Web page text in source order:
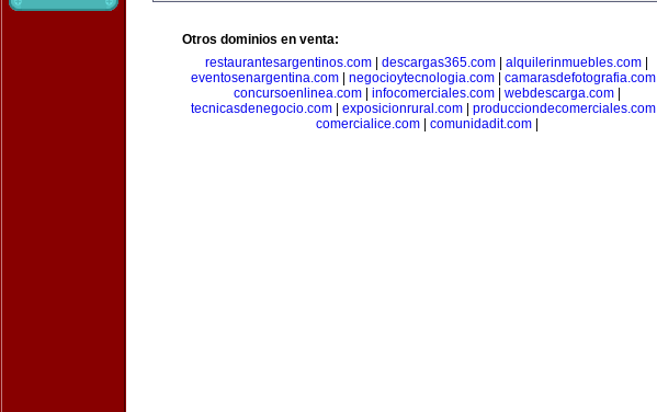
Otros dominios en venta:
restaurantesargentinos.com
descargas365.com alquilerinmuebles.com
eventosenargentina.com
negocioytecnologia.com camarasdefotografia.com
concursoenlinea.com| infocomerciales.com| webdescarga.com|
tecnicasdenegocio.com
exposicionrural.com producciondecomerciales.com
comercialice.com| comunidadit.com|